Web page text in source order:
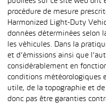
procédure de mesure
Harmonized Light-Duty
données déterminées selon
les véhicules. Dans la
et d’émissions ainsi que
considérablement en
conditions météorologiques
utile, de la topographie et
donc pas être garanties